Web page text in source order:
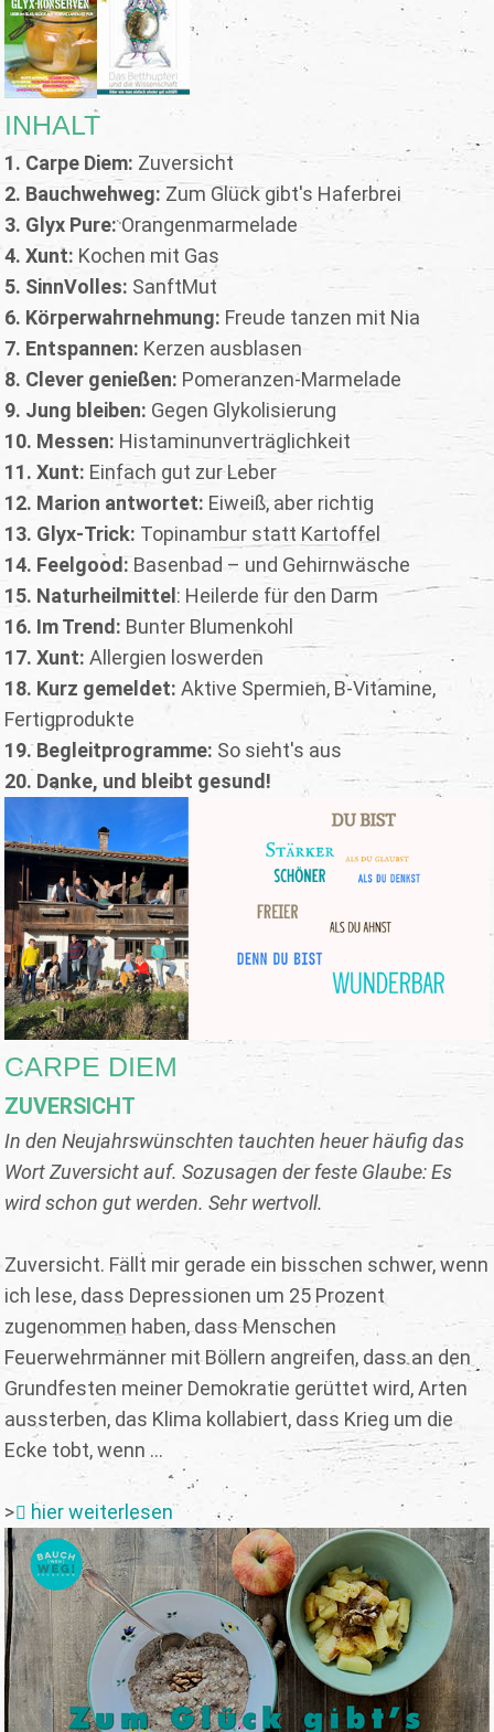
INHALT
1. Carpe Diem: Zuversicht
2. Bauchwehweg: Zum Glück gibt's Haferbrei
3. Glyx Pure:Orangenmarmelade
4. Xunt: Kochen mit Gas
5. SinnVolles: SanftMut
6. Körperwahrnehmung: Freude tanzen mit Nia
7. Entspannen: Kerzen ausblasen
8. Clever genießen: Pomeranzen-Marmelade
9. Jung bleiben: Gegen Glykolisierung
10. Messen: Histaminunverträglichkeit
11. Xunt: Einfach gut zur Leber
12. Marion antwortet: Eiweiß, aber richtig
13. Glyx-Trick: Topinambur statt Kartoffel
14. Feelgood: Basenbad – und Gehirnwäsche
15. Naturheilmittel : Heilerde für den Darm
16. Im Trend: Bunter Blumenkohl
17. Xunt: Allergien loswerden
18. Kurz gemeldet: Aktive Spermien, B-Vitamine,
Fertigprodukte
19. Begleitprogramme: So sieht's aus
20. Danke, und bleibt gesund!
CARPE DIEM
ZUVERSICHT
In den Neujahrswünschten tauchten heuer häufig das
Wort Zuversicht auf. Sozusagen der feste Glaube: Es
wird schon gut werden. Sehr wertvoll.
Zuversicht. Fällt mir gerade ein bisschen schwer, wenn
ich lese, dass Depressionen um 25 Prozent
zugenommen haben, dass Menschen
Feuerwehrmänner mit Böllern angreifen, dass an den
Grundfesten meiner Demokratie gerüttet wird, Arten
aussterben, das Klima kollabiert, dass Krieg um die
Ecke tobt, wenn ...
> hier weiterlesen